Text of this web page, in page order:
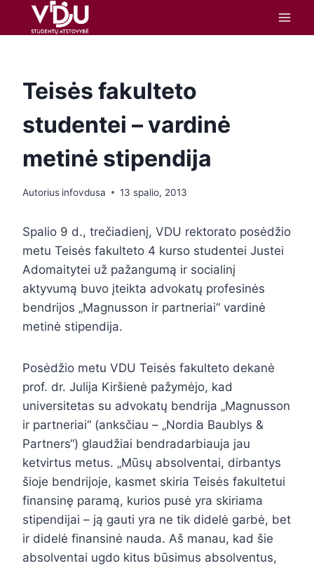
Teisės fakulteto
studentei – vardinė
metinė stipendija
Autorius infovdusa 13 spalio, 2013
Spalio 9 d., trečiadienį, VDU rektorato posėdžio
metu Teisės fakulteto 4 kurso studentei Justei
Adomaitytei už pažangumą ir socialinį
aktyvumą buvo įteikta advokatų profesinės
bendrijos „Magnusson ir partneriai“ vardinė
metinė stipendija.
Posėdžio metu VDU Teisės fakulteto dekanė
prof. dr. Julija Kiršienė pažymėjo, kad
universitetas su advokatų bendrija „Magnusson
ir partneriai“ (anksčiau – „Nordia Baublys &
Partners“) glaudžiai bendradarbiauja jau
ketvirtus metus. „Mūsų absolventai, dirbantys
šioje bendrijoje, kasmet skiria Teisės fakultetui
finansinę paramą, kurios pusė yra skiriama
stipendijai – ją gauti yra ne tik didelė garbė, bet
ir didelė finansinė nauda. Aš manau, kad šie
absolventai ugdo kitus būsimus absolventus,